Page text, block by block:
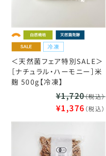
＜天然菌フェア特別SALE＞
［ナチュラル・ハーモニー］米
麹 500g【冷凍】
¥1,720（税込）
¥1,376 （税込）